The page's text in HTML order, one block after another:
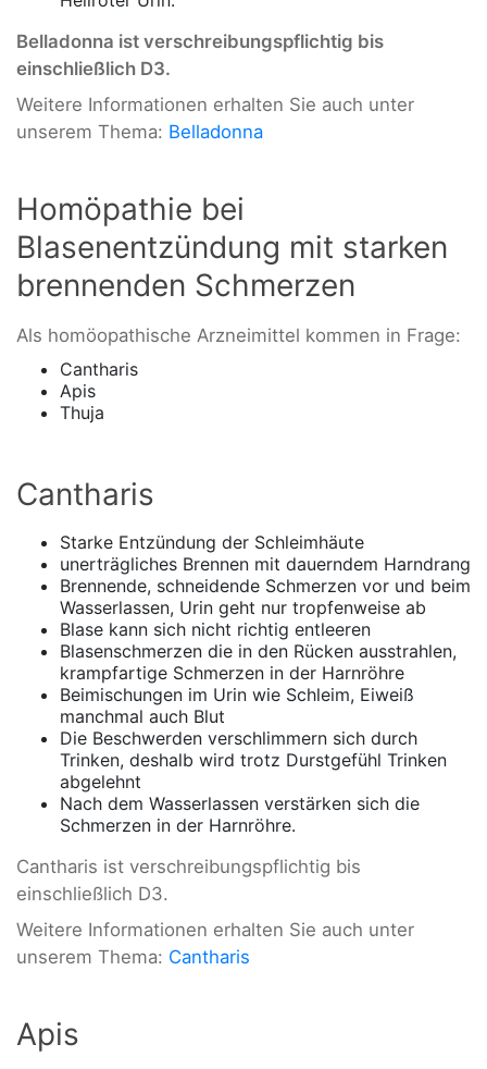
Belladonna ist verschreibungspflichtig bis
einschließlich D3.
Weitere Informationen erhalten Sie auch unter
unserem Thema: Belladonna
Homöpathie bei
Blasenentzündung mit starken
brennenden Schmerzen
Als homöopathische Arzneimittel kommen in Frage:
Cantharis
Apis
Thuja
Cantharis
Starke Entzündung der Schleimhäute
unerträgliches Brennen mit dauerndem Harndrang
Brennende, schneidende Schmerzen vor und beim
Wasserlassen, Urin geht nur tropfenweise ab
Blase kann sich nicht richtig entleeren
Blasenschmerzen die in den Rücken ausstrahlen,
krampfartige Schmerzen in der Harnröhre
Beimischungen im Urin wie Schleim, Eiweiß
manchmal auch Blut
Die Beschwerden verschlimmern sich durch
Trinken, deshalb wird trotz Durstgefühl Trinken
abgelehnt
Nach dem Wasserlassen verstärken sich die
Schmerzen in der Harnröhre.
Cantharis ist verschreibungspflichtig bis
einschließlich D3.
Weitere Informationen erhalten Sie auch unter
unserem Thema: Cantharis
Apis